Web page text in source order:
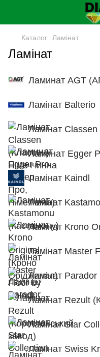
Каталог Ламінат
Ламінат
Ламинат AGT
Ламінат Balterio
Ламінат
Ламинат Egger
Ламінат Kaindl
Ламінат
Ламінат Krono
Ламінат Master
Ламінат Parador
Ламінат Rezult
Ламінат Star
Ламінат Swiss